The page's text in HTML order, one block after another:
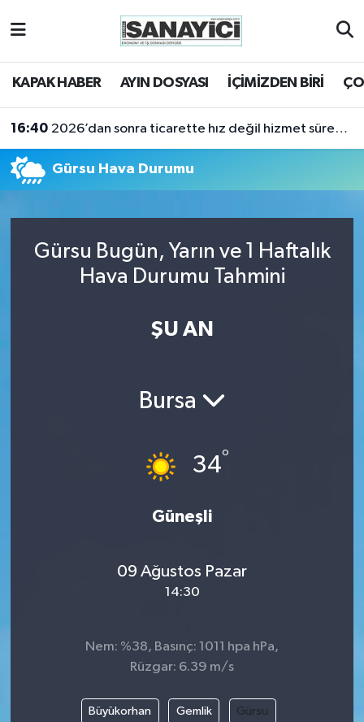
KAPAK HABER AYIN DOSYASI İÇİMİZDEN BİRİ
16:40 2026’dan sonra ticarette hız değil hizmet sürekliliği öne çıkacak
Gürsu Hava Durumu
Gürsu Bugün, Yarın ve 1 Haftalık
Hava Durumu Tahmini
ŞU AN
Bursa
34°
Güneşli
09 Ağustos Pazar
14:30
Nem: %38, Basınç: 1011 hpa hPa,
Rüzgar: 6.39 m/s
Büyükorhan Gemlik Gürsu
Tekirdağ Nöbetçi Eczaneler
Tüm Manşetler